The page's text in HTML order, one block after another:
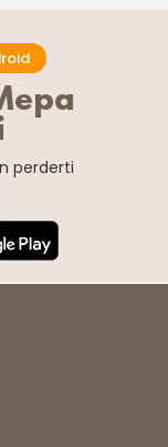
perderti